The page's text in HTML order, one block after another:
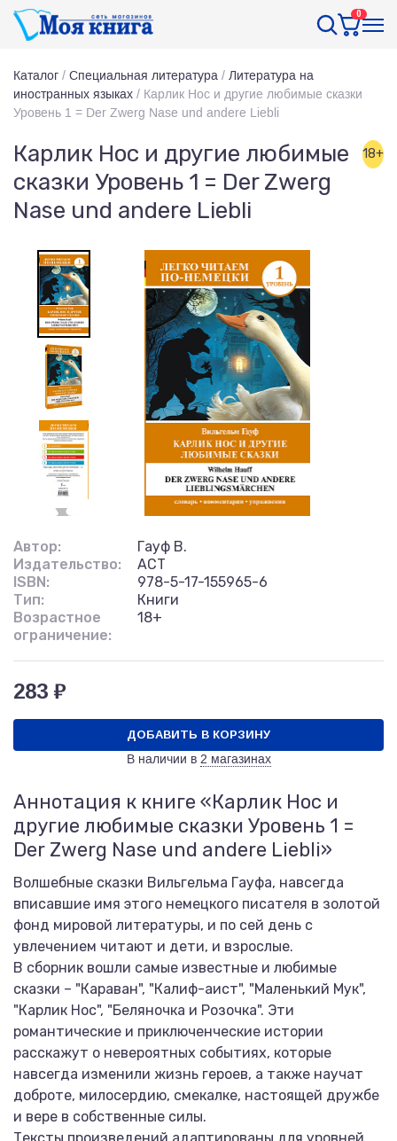
0
Каталог / Специальная литература / Литература на
иностранных языках / Карлик Нос и другие любимые сказки
Уровень 1 = Der Zwerg Nase und andere Liebli
Карлик Нос и другие любимые
сказки Уровень 1 = Der Zwerg
Nase und andere Liebli
18+
Автор:
Гауф В.
Издательство:
АСТ
ISBN:
978-5-17-155965-6
Тип:
Книги
Возрастное
ограничение:
18+
283 ₽
ДОБАВИТЬ В КОРЗИНУ
В наличии в 2 магазинах
Аннотация к книге «Карлик Нос и
другие любимые сказки Уровень 1 =
Der Zwerg Nase und andere Liebli»
Волшебные сказки Вильгельма Гауфа, навсегда
вписавшие имя этого немецкого писателя в золотой
фонд мировой литературы, и по сей день с
увлечением читают и дети, и взрослые.
В сборник вошли самые известные и любимые
сказки – "Караван", "Калиф-аист", "Маленький Мук",
"Карлик Нос", "Беляночка и Розочка". Эти
романтические и приключенческие истории
расскажут о невероятных событиях, которые
навсегда изменили жизнь героев, а также научат
доброте, милосердию, смекалке, настоящей дружбе
и вере в собственные силы.